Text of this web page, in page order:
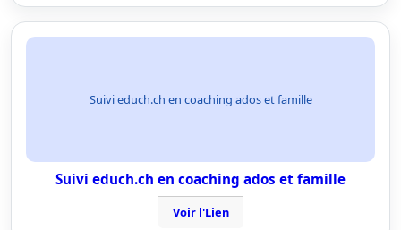
Suivi educh.ch en coaching ados et famille
Suivi educh.ch en coaching ados et famille
Voir l'Lien